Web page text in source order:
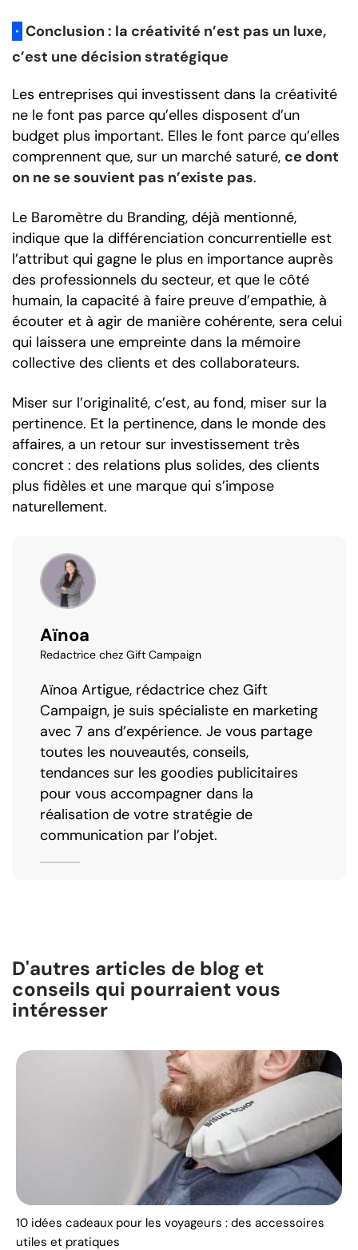
· Conclusion : la créativité n’est pas un luxe,
c’est une décision stratégique
Les entreprises qui investissent dans la créativité
ne le font pas parce qu’elles disposent d’un
budget plus important. Elles le font parce qu’elles
comprennent que, sur un marché saturé, ce dont
on ne se souvient pas n’existe pas.
Le Baromètre du Branding, déjà mentionné,
indique que la différenciation concurrentielle est
l’attribut qui gagne le plus en importance auprès
des professionnels du secteur, et que le côté
humain, la capacité à faire preuve d’empathie, à
écouter et à agir de manière cohérente, sera celui
qui laissera une empreinte dans la mémoire
collective des clients et des collaborateurs.
Miser sur l’originalité, c’est, au fond, miser sur la
pertinence. Et la pertinence, dans le monde des
affaires, a un retour sur investissement très
concret : des relations plus solides, des clients
plus fidèles et une marque qui s’impose
naturellement.
Aïnoa
Redactrice chez Gift Campaign
Aïnoa Artigue, rédactrice chez Gift
Campaign, je suis spécialiste en marketing
avec 7 ans d’expérience. Je vous partage
toutes les nouveautés, conseils,
tendances sur les goodies publicitaires
pour vous accompagner dans la
réalisation de votre stratégie de
communication par l’objet.
D'autres articles de blog et
conseils qui pourraient vous
intéresser
10 idées cadeaux pour les voyageurs : des accessoires
utiles et pratiques